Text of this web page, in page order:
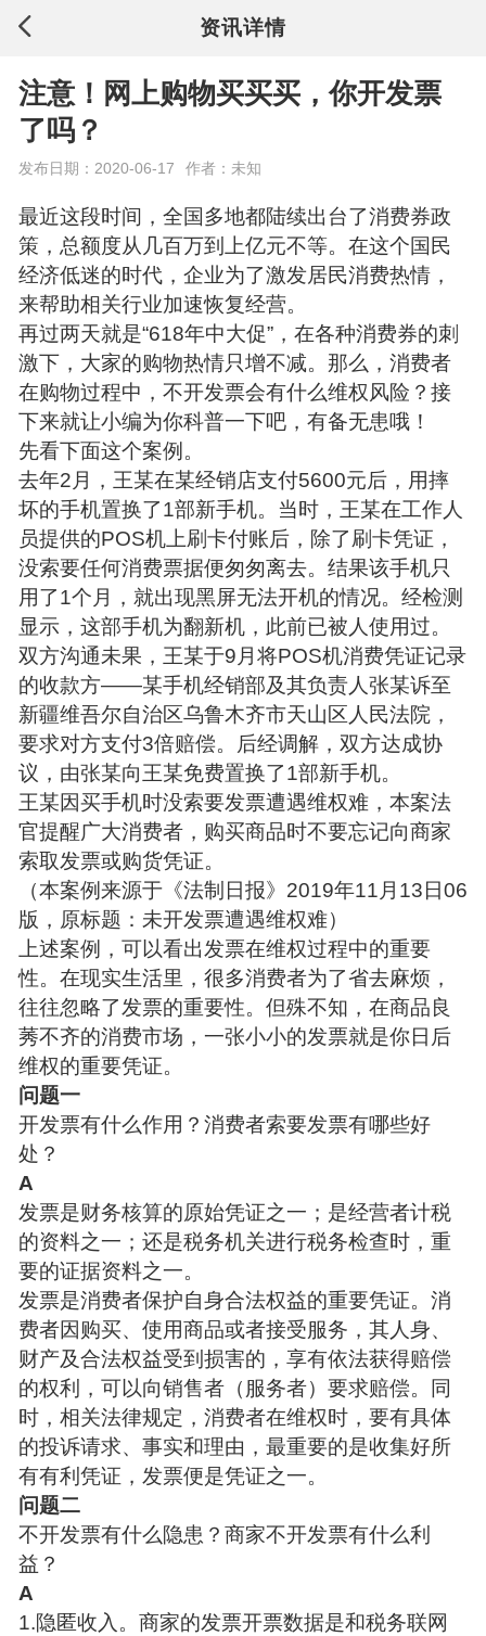
资讯详情
注意！网上购物买买买，你开发票
了吗？
发布日期：2020-06-17 作者：未知
最近这段时间，全国多地都陆续出台了消费券政
策，总额度从几百万到上亿元不等。在这个国民
经济低迷的时代，企业为了激发居民消费热情，
来帮助相关行业加速恢复经营。
再过两天就是“618年中大促”，在各种消费券的刺
激下，大家的购物热情只增不减。那么，消费者
在购物过程中，不开发票会有什么维权风险？接
下来就让小编为你科普一下吧，有备无患哦！
先看下面这个案例。
去年2月，王某在某经销店支付5600元后，用摔
坏的手机置换了1部新手机。当时，王某在工作人
员提供的POS机上刷卡付账后，除了刷卡凭证，
没索要任何消费票据便匆匆离去。结果该手机只
用了1个月，就出现黑屏无法开机的情况。经检测
显示，这部手机为翻新机，此前已被人使用过。
双方沟通未果，王某于9月将POS机消费凭证记录
的收款方——某手机经销部及其负责人张某诉至
新疆维吾尔自治区乌鲁木齐市天山区人民法院，
要求对方支付3倍赔偿。后经调解，双方达成协
议，由张某向王某免费置换了1部新手机。
王某因买手机时没索要发票遭遇维权难，本案法
官提醒广大消费者，购买商品时不要忘记向商家
索取发票或购货凭证。
（本案例来源于《法制日报》2019年11月13日06
版，原标题：未开发票遭遇维权难）
上述案例，可以看出发票在维权过程中的重要
性。在现实生活里，很多消费者为了省去麻烦，
往往忽略了发票的重要性。但殊不知，在商品良
莠不齐的消费市场，一张小小的发票就是你日后
维权的重要凭证。
问题一
开发票有什么作用？消费者索要发票有哪些好
处？
A
发票是财务核算的原始凭证之一；是经营者计税
的资料之一；还是税务机关进行税务检查时，重
要的证据资料之一。
发票是消费者保护自身合法权益的重要凭证。消
费者因购买、使用商品或者接受服务，其人身、
财产及合法权益受到损害的，享有依法获得赔偿
的权利，可以向销售者（服务者）要求赔偿。同
时，相关法律规定，消费者在维权时，要有具体
的投诉请求、事实和理由，最重要的是收集好所
有有利凭证，发票便是凭证之一。
问题二
不开发票有什么隐患？商家不开发票有什么利
益？
A
1.隐匿收入。商家的发票开票数据是和税务联网